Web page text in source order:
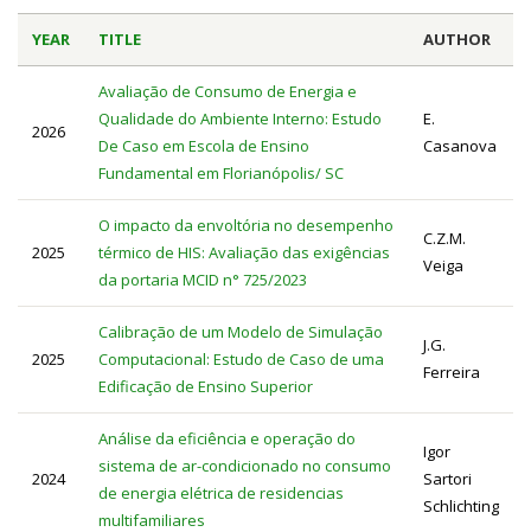
YEAR TITLE AUTHOR
2026
Avaliação de Consumo de Energia e
Qualidade do Ambiente Interno: Estudo
De Caso em Escola de Ensino
Fundamental em Florianópolis/ SC
E.
Casanova
2025
O impacto da envoltória no desempenho
térmico de HIS: Avaliação das exigências
da portaria MCID n° 725/2023
C.Z.M.
Veiga
2025
Calibração de um Modelo de Simulação
Computacional: Estudo de Caso de uma
Edificação de Ensino Superior
J.G.
Ferreira
2024
Análise da eficiência e operação do
sistema de ar-condicionado no consumo
de energia elétrica de residencias
multifamiliares
Igor
Sartori
Schlichting